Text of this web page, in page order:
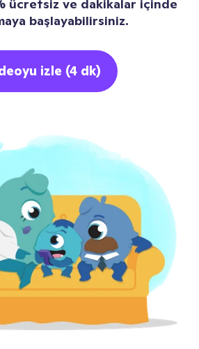
ücretsiz ve dakikalar içinde
başlayabilirsiniz.
izle (4 dk)